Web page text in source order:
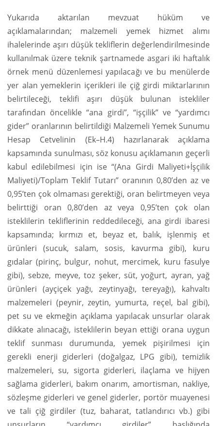
Yukarıda aktarılan mevzuat hüküm ve
açıklamalarından; malzemeli yemek hizmet alımı
ihalelerinde aşırı düşük tekliflerin değerlendirilmesinde
kullanılmak üzere teknik şartnamede asgari iki haftalık
örnek menü düzenlemesi yapılacağı ve bu menülerde
yer alan yemeklerin içerikleri ile çiğ girdi miktarlarının
belirtileceği, teklifi aşırı düşük bulunan istekliler
tarafından öncelikle “ana girdi”, “işçilik” ve “yardımcı
gider” oranlarının belirtildiği Malzemeli Yemek Sunumu
Hesap Cetvelinin (Ek–H.4) hazırlanarak açıklama
kapsamında sunulması, söz konusu açıklamanın geçerli
kabul edilebilmesi için ise “(Ana Girdi Maliyeti+İşçilik
Maliyeti)/Toplam Teklif Tutarı” oranının 0,80’den az ve
0,95’ten çok olmaması gerektiği, oran belirtmeyen veya
belirttiği oran 0,80’den az veya 0,95’ten çok olan
isteklilerin tekliflerinin reddedileceği, ana girdi ibaresi
kapsamında; kırmızı et, beyaz et, balık, işlenmiş et
ürünleri (sucuk, salam, sosis, kavurma gibi), kuru
gıdalar (pirinç, bulgur, nohut, mercimek, kuru fasulye
gibi), sebze, meyve, toz şeker, süt, yoğurt, ayran, yağ
ürünleri (ayçiçek yağı, zeytinyağı, tereyağı), kahvaltı
malzemeleri (peynir, zeytin, yumurta, reçel, bal gibi),
pet su ve ekmeğin açıklama yapılacak unsurlar olarak
dikkate alınacağı, isteklilerin beyan ettiği orana uygun
teklif sunması durumunda, yemek pişirilmesi için
gerekli enerji giderleri (doğalgaz, LPG gibi), temizlik
malzemeleri, su, sigorta giderleri, ilaçlama ve hijyen
sağlama giderleri, bakım onarım, amortisman, nakliye,
sözleşme giderleri ve genel giderler, portör muayenesi
ve tali çiğ girdiler (tuz, baharat, tatlandırıcı vb.) gibi